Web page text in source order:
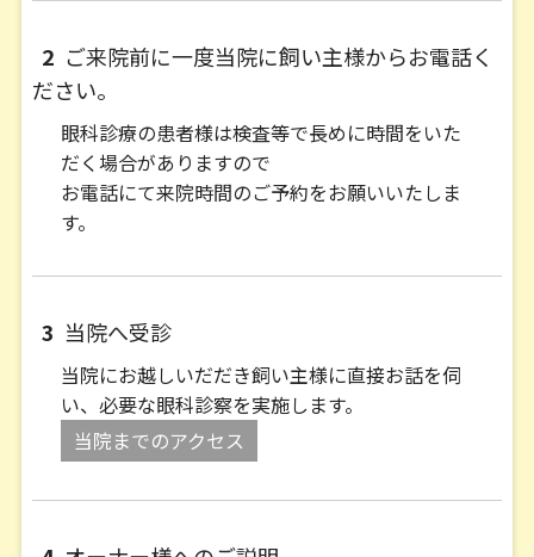
2 ご来院前に一度当院に飼い主様からお電話く
ださい。
眼科診療の患者様は検査等で長めに時間をいた
だく場合がありますので
お電話にて来院時間のご予約をお願いいたしま
す。
3 当院へ受診
当院にお越しいだだき飼い主様に直接お話を伺
い、必要な眼科診察を実施します。
当院までのアクセス